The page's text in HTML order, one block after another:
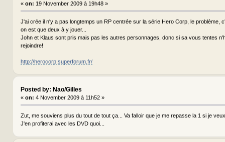
« on: 19 November 2009 à 19h48 »
J'ai crée il n'y a pas longtemps un RP centrée sur la série Hero Corp, le problème,
on est que deux à y jouer...
John et Klaus sont pris mais pas les autres personnages, donc si sa vous tentes
rejoindre!
http://herocorp.superforum.fr/
Posted by: Nao/Gilles
« on: 4 November 2009 à 11h52 »
Zut, me souviens plus du tout de tout ça... Va falloir que je me repasse la 1 si je
J'en profiterai avec les DVD quoi...